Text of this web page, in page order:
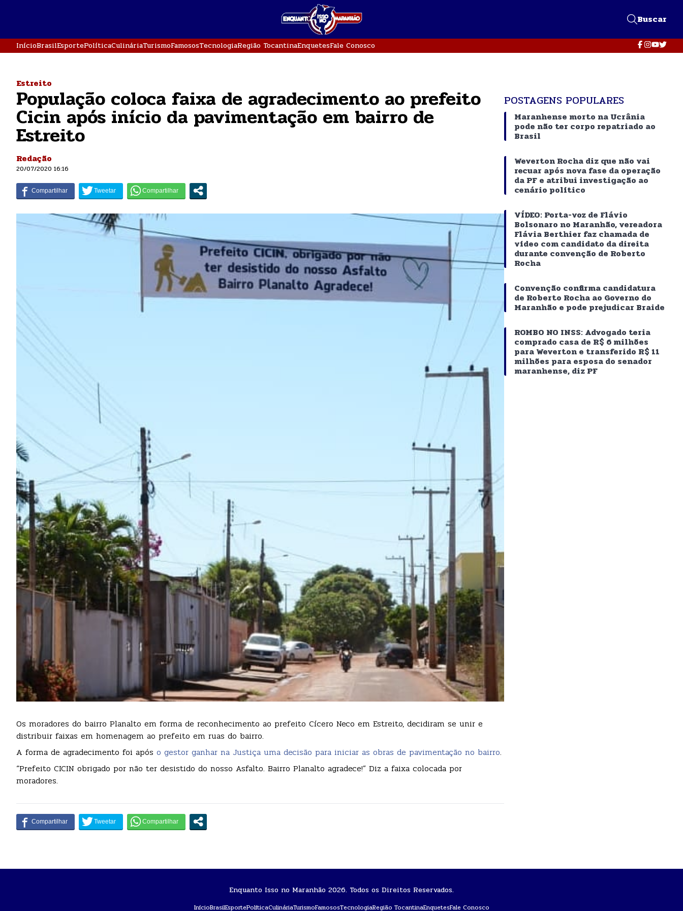
Buscar
InícioBrasilEsportePolíticaCulináriaTurismoFamososTecnologiaRegião TocantinaEnquetesFale Conosco
Estreito
População coloca faixa de agradecimento ao prefeito
Cicin após início da pavimentação em bairro de
Estreito
Redação
20/07/2020 16:16
Os moradores do bairro Planalto em forma de reconhecimento ao prefeito Cícero Neco em Estreito, decidiram se unir e
distribuir faixas em homenagem ao prefeito em ruas do bairro.
A forma de agradecimento foi após o gestor ganhar na Justiça uma decisão para iniciar as obras de pavimentação no bairro.
“Prefeito CICIN obrigado por não ter desistido do nosso Asfalto. Bairro Planalto agradece!” Diz a faixa colocada por
moradores.
POSTAGENS POPULARES
Maranhense morto na Ucrânia
pode não ter corpo repatriado ao
Brasil
Weverton Rocha diz que não vai
recuar após nova fase da operação
da PF e atribui investigação ao
cenário político
VÍDEO: Porta-voz de Flávio
Bolsonaro no Maranhão, vereadora
Flávia Berthier faz chamada de
vídeo com candidato da direita
durante convenção de Roberto
Rocha
Convenção confirma candidatura
de Roberto Rocha ao Governo do
Maranhão e pode prejudicar Braide
ROMBO NO INSS: Advogado teria
comprado casa de R$ 6 milhões
para Weverton e transferido R$ 11
milhões para esposa do senador
maranhense, diz PF
Enquanto Isso no Maranhão 2026. Todos os Direitos Reservados.
InícioBrasilEsportePolíticaCulináriaTurismoFamososTecnologiaRegião TocantinaEnquetesFale Conosco